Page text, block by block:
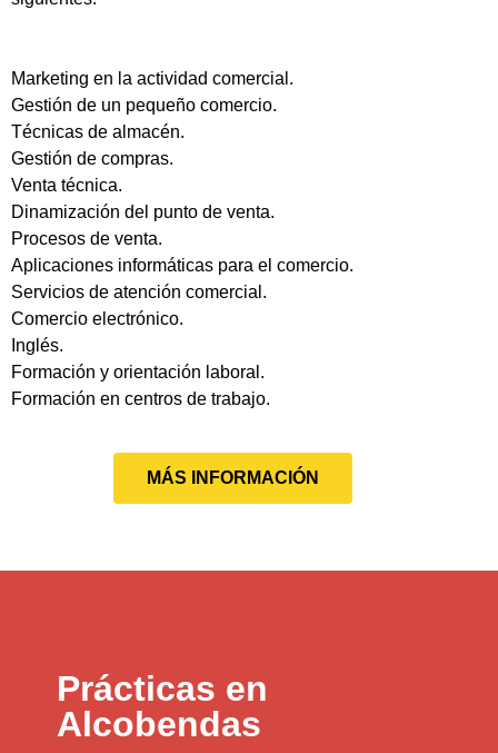
Marketing en la actividad comercial.
Gestión de un pequeño comercio.
Técnicas de almacén.
Gestión de compras.
Venta técnica.
Dinamización del punto de venta.
Procesos de venta.
Aplicaciones informáticas para el comercio.
Servicios de atención comercial.
Comercio electrónico.
Inglés.
Formación y orientación laboral.
Formación en centros de trabajo.
MÁS INFORMACIÓN
Prácticas en
Alcobendas